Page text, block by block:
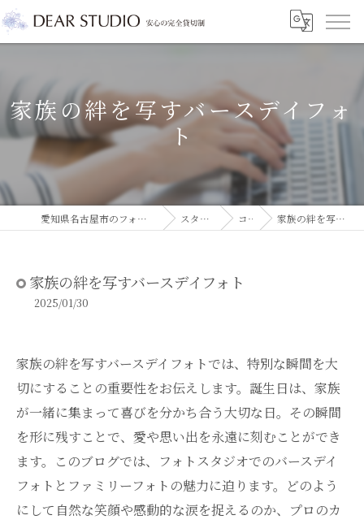
家族の絆を写すバースデイフォ
ト
愛知県名古屋市のフォトスタジオならDEAR STUDIO スタジオコラム コラム 家族の絆を写すバースデイフォト
家族の絆を写すバースデイフォト
2025/01/30
家族の絆を写すバースデイフォトでは、特別な瞬間を大
切にすることの重要性をお伝えします。誕生日は、家族
が一緒に集まって喜びを分かち合う大切な日。その瞬間
を形に残すことで、愛や思い出を永遠に刻むことができ
ます。このブログでは、フォトスタジオでのバースデイ
フォトとファミリーフォトの魅力に迫ります。どのよう
にして自然な笑顔や感動的な涙を捉えるのか、プロのカ